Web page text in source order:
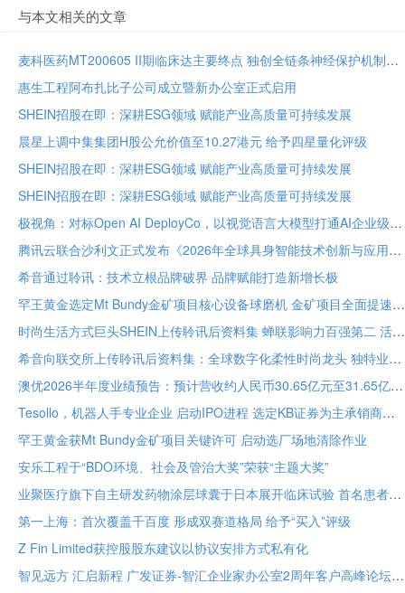
与本文相关的文章
麦科医药MT200605 II期临床达主要终点 独创全链条神经保护机制将亮相国际卒中大会
惠生工程阿布扎比子公司成立暨新办公室正式启用
SHEIN招股在即：深耕ESG领域 赋能产业高质量可持续发展
晨星上调中集集团H股公允价值至10.27港元 给予四星量化评级
SHEIN招股在即：深耕ESG领域 赋能产业高质量可持续发展
SHEIN招股在即：深耕ESG领域 赋能产业高质量可持续发展
极视角：对标Open AI DeployCo，以视觉语言大模型打通AI企业级落地“最后一公里”
腾讯云联合沙利文正式发布《2026年全球具身智能技术创新与应用白皮书》
希音通过聆讯：技术立根品牌破界 品牌赋能打造新增长极
罕王黄金选定Mt Bundy金矿项目核心设备球磨机 金矿项目全面提速
时尚生活方式巨头SHEIN上传聆讯后资料集 蝉联影响力百强第二 活跃顾客达2.73亿
希音向联交所上传聆讯后资料集：全球数字化柔性时尚龙头 独特业务模式构筑坚固护城河
澳优2026半年度业绩预告：预计营收约人民币30.65亿元至31.65亿元 核心业务基础保持稳定
Tesollo，机器人手专业企业 启动IPO进程 选定KB证券为主承销商
罕王黄金获Mt Bundy金矿项目关键许可 启动选厂场地清除作业
安乐工程于“BDO环境、社会及管治大奖”荣获“主题大奖”
业聚医疗旗下自主研发药物涂层球囊于日本展开临床试验 首名患者已入组
第一上海：首次覆盖千百度 形成双赛道格局 给予“买入”评级
Z Fin Limited获控股股东建议以协议安排方式私有化
智见远方 汇启新程 广发证券-智汇企业家办公室2周年客户高峰论坛在穗举办